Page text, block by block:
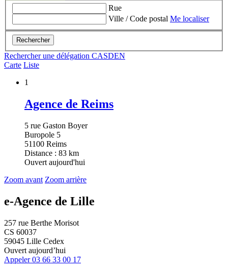
Rue
Ville / Code postal Me localiser
Rechercher
Rechercher une délégation CASDEN
Carte Liste
1
Agence de Reims
5 rue Gaston Boyer
Buropole 5
51100 Reims
Distance : 83 km
Ouvert aujourd'hui
Zoom avant Zoom arrière
e-Agence de Lille
257 rue Berthe Morisot
CS 60037
59045 Lille Cedex
Ouvert aujourd’hui
Appeler 03 66 33 00 17